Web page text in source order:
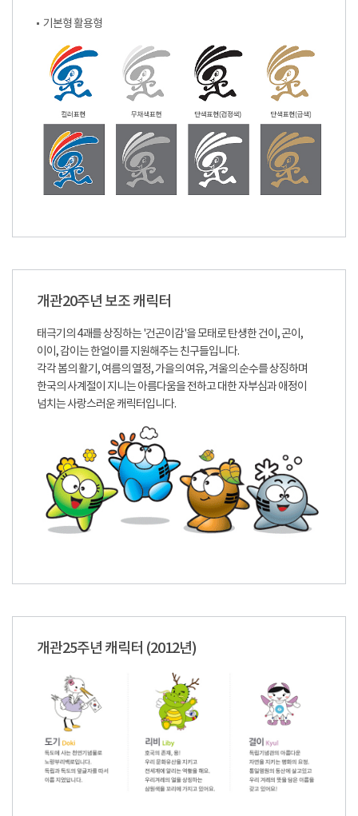
기본형 활용형
개관20주년 보조 캐릭터
태극기의 4괘를 상징하는 '건곤이감'을 모태로 탄생한 건이, 곤이,
이이, 감이는 한얼이를 지원해주는 친구들입니다.
각각 봄의 활기, 여름의 열정, 가을의 여유, 겨울의 순수를 상징하며
한국의 사계절이 지니는 아름다움을 전하고 대한 자부심과 애정이
넘치는 사랑스러운 캐릭터입니다.
개관25주년 캐릭터 (2012년)